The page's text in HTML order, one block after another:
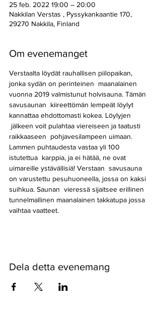
25 feb. 2022 19:00 – 20:00
Nakkilan Verstas , Pyssykankaantie 170,
29270 Nakkila, Finland
Om evenemanget
Verstaalta löydät rauhallisen piilopaikan,
jonka sydän on perinteinen  maanalainen
vuonna 2019 valmistunut holvisauna. Tämän
savusaunan  kiireettömän lempeät löylyt
kannattaa ehdottomasti kokea. Löylyjen
jälkeen voit pulahtaa viereiseen ja taatusti
raikkaaseen  pohjavesilampeen uimaan.
Lammen puhtaudesta vastaa yli 100
istutettua  karppia, ja ei hätää, ne ovat
uimareille ystävällisiä! Verstaan  savusauna
on varustettu pesuhuoneella, jossa on kaksi
suihkua. Saunan  vieressä sijaitsee erillinen
tunnelmallinen maanalainen takkatupa jossa
vaihtaa vaatteet.
Dela detta evenemang